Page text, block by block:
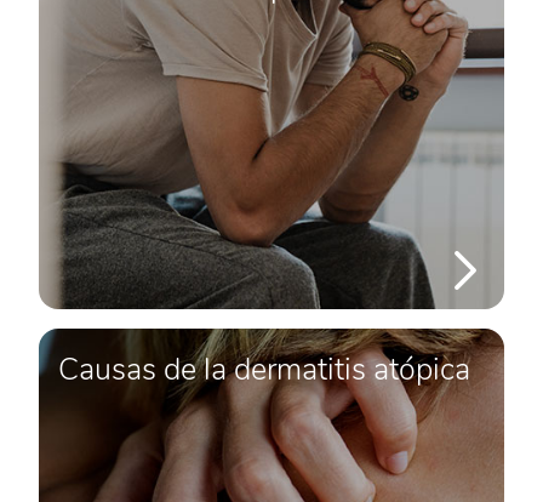
Causas de la dermatitis atópica